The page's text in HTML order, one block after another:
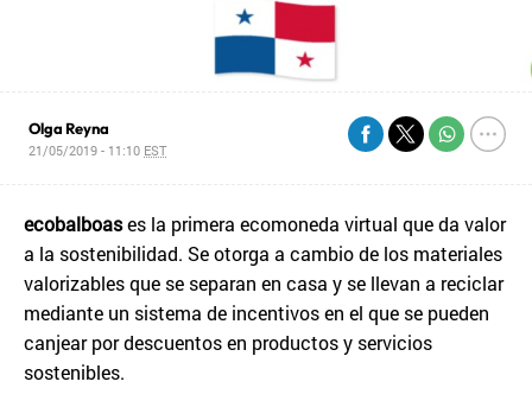
Olga Reyna
21/05/2019 - 11:10 EST
ecobalboases la primera ecomoneda virtual que da valor
a la sostenibilidad. Se otorga a cambio de los materiales
valorizables que se separan en casa y se llevan a reciclar
mediante un sistema de incentivos en el que se pueden
canjear por descuentos en productos y servicios
sostenibles.